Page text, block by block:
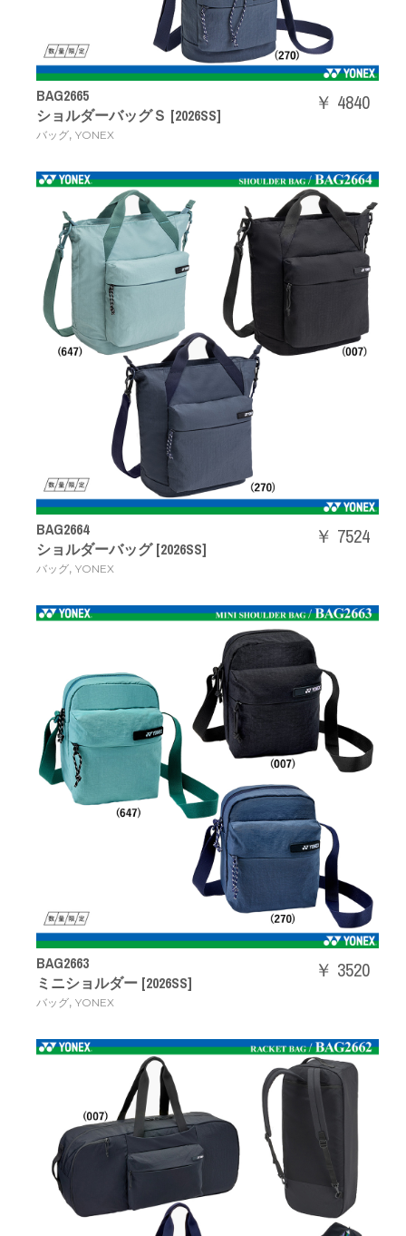
BAG2665
ショルダーバッグＳ [2026SS]
バッグ, YONEX
￥ 4840
BAG2664
ショルダーバッグ [2026SS]
バッグ, YONEX
￥ 7524
BAG2663
ミニショルダー [2026SS]
バッグ, YONEX
￥ 3520